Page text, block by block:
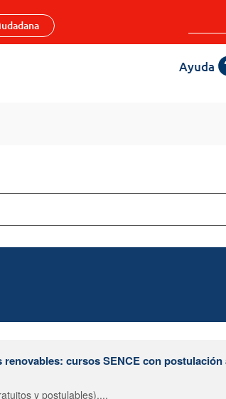
Ayuda
cursos SENCE con postulación
y postulables),...